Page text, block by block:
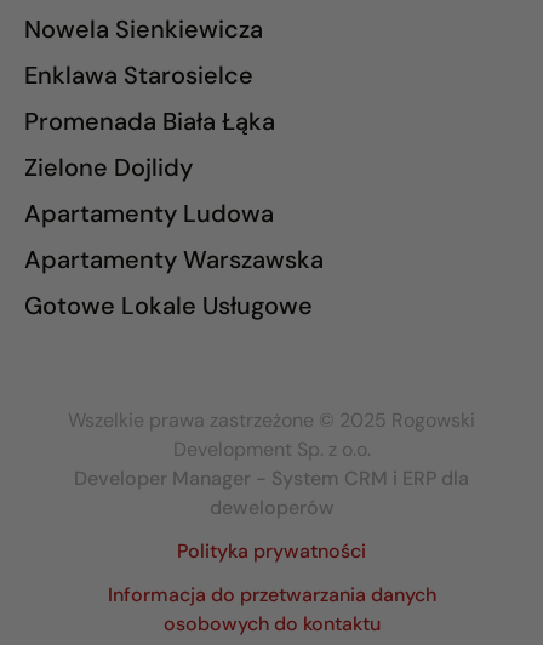
Nowela Sienkiewicza
Enklawa Starosielce
Promenada Biała Łąka
Zielone Dojlidy
Apartamenty Ludowa
Apartamenty Warszawska
Gotowe Lokale Usługowe
Wszelkie prawa zastrzeżone © 2025 Rogowski
Development Sp. z o.o.
Developer Manager - System CRM i ERP dla
deweloperów
Polityka prywatności
Informacja do przetwarzania danych
osobowych do kontaktu